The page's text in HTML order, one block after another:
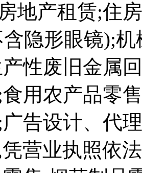
地产租赁;住
隐形眼镜);
性废旧金属
用农产品零
告设计、代
营业执照依